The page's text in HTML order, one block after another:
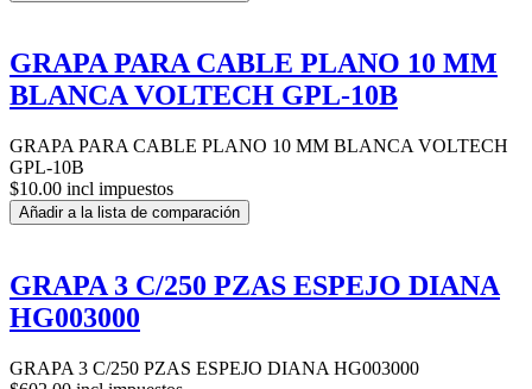
GRAPA PARA CABLE PLANO 10 MM
BLANCA VOLTECH GPL-10B
GRAPA PARA CABLE PLANO 10 MM BLANCA VOLTECH
GPL-10B
$10.00 incl impuestos
Añadir a la lista de comparación
GRAPA 3 C/250 PZAS ESPEJO DIANA
HG003000
GRAPA 3 C/250 PZAS ESPEJO DIANA HG003000